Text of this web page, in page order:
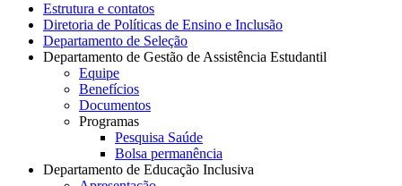
Estrutura e contatos
Diretoria de Políticas de Ensino e Inclusão
Departamento de Seleção
Departamento de Gestão de Assistência Estudantil
Equipe
Benefícios
Documentos
Programas
Pesquisa Saúde
Bolsa permanência
Departamento de Educação Inclusiva